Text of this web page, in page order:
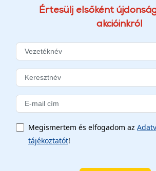
Értesülj elsőként
akcióinkról
Megismertem és elfogadom az
tájékoztatót!